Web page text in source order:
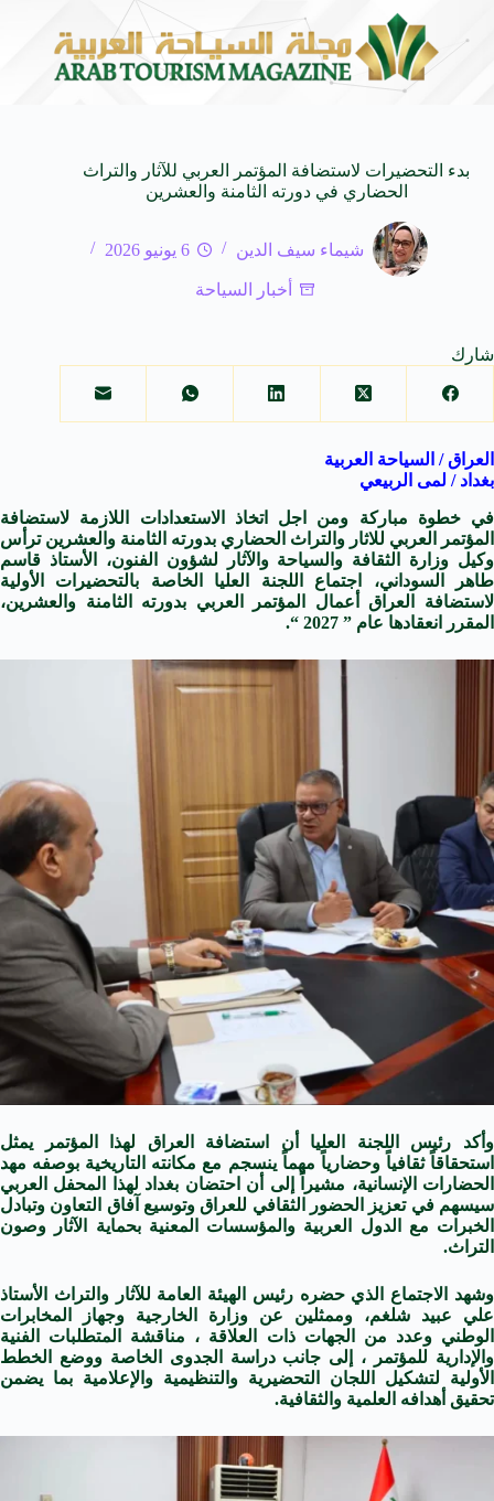
7 أغسطس 2026 بحيرة قبر عون جوهرة ضائعة
بدء التحضيرات لاستضافة المؤتمر العربي للآثار والتراث
الحضاري في دورته الثامنة والعشرين
شيماء سيف الدين 6 يونيو 2026
أخبار السياحة
شارك
العراق / السياحة العربية
بغداد / لمى الربيعي
في خطوة مباركة ومن اجل اتخاذ الاستعدادات اللازمة لاستضافة
المؤتمر العربي للاثار والتراث الحضاري بدورته الثامنة والعشرين ترأس
وكيل وزارة الثقافة والسياحة والآثار لشؤون الفنون، الأستاذ قاسم
طاهر السوداني، اجتماع اللجنة العليا الخاصة بالتحضيرات الأولية
لاستضافة العراق أعمال المؤتمر العربي بدورته الثامنة والعشرين،
المقرر انعقادها عام ” 2027 “.
وأكد رئيس اللجنة العليا
أن استضافة العراق لهذا المؤتمر يمثل
استحقاقاً ثقافياً وحضارياً مهماً ينسجم مع مكانته التاريخية بوصفه مهد
الحضارات الإنسانية، مشيراً إلى أن احتضان بغداد لهذا المحفل العربي
سيسهم في تعزيز الحضور الثقافي للعراق وتوسيع آفاق التعاون وتبادل
الخبرات مع الدول العربية والمؤسسات المعنية بحماية الآثار وصون
التراث.
وشهد الاجتماع الذي حضره رئيس الهيئة العامة للآثار والتراث الأستاذ
علي عبيد شلغم، وممثلين عن وزارة الخارجية وجهاز المخابرات
الوطني وعدد من الجهات ذات العلاقة ، مناقشة المتطلبات الفنية
والإدارية للمؤتمر ، إلى جانب دراسة الجدوى الخاصة ووضع الخطط
الأولية لتشكيل اللجان التحضيرية والتنظيمية والإعلامية بما يضمن
تحقيق أهدافه العلمية والثقافية.